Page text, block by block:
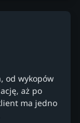
od wykopów
aż po
ma jedno